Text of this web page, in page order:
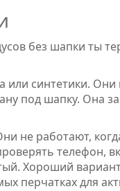
без шапки ты
или синтетики. Они
под шапку. Она
не работают,
телефон,
Хороший
перчатках для